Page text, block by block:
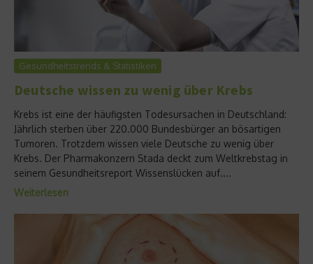
Gesundheitstrends & Statistiken
Deutsche wissen zu wenig über Krebs
Krebs ist eine der häufigsten Todesursachen in Deutschland:
Jährlich sterben über 220.000 Bundesbürger an bösartigen
Tumoren. Trotzdem wissen viele Deutsche zu wenig über
Krebs. Der Pharmakonzern Stada deckt zum Weltkrebstag in
seinem Gesundheitsreport Wissenslücken auf....
Weiterlesen